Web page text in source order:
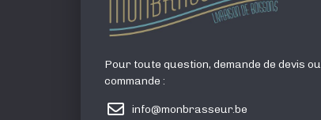
Pour toute question, demande de devis ou
commande :
info@monbrasseur.be